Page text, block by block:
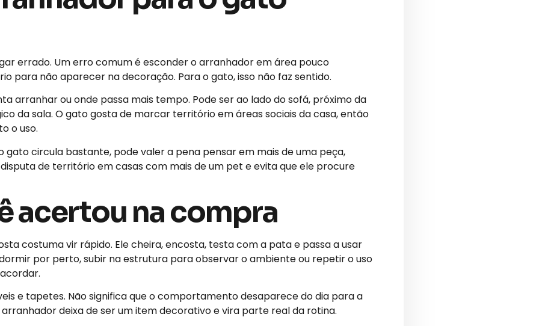
errado. Um erro comum é esconder o arranhador em área pouco
para não aparecer na decoração. Para o gato, isso não faz sentido.
arranhar ou onde passa mais tempo. Pode ser ao lado do sofá, próximo da
da sala. O gato gosta de marcar território em áreas sociais da casa, então
o uso.
circula bastante, pode valer a pena pensar em mais de uma peça,
de território em casas com mais de um pet e evita que ele procure
acertou na compra
costuma vir rápido. Ele cheira, encosta, testa com a pata e passa a usar
por perto, subir na estrutura para observar o ambiente ou repetir o uso
e tapetes. Não significa que o comportamento desaparece do dia para a
deixa de ser um item decorativo e vira parte real da rotina.